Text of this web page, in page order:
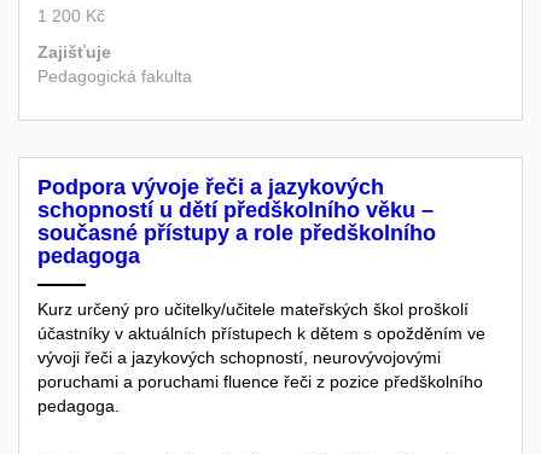
1 200 Kč
Zajišťuje
Pedagogická fakulta
Podpora vývoje řeči a jazykových
schopností u dětí předškolního věku –
současné přístupy a role předškolního
pedagoga
Kurz určený pro učitelky/učitele mateřských škol proškolí
účastníky v aktuálních přístupech k dětem s opožděním ve
vývoji řeči a jazykových schopností, neurovývojovými
poruchami a poruchami fluence řeči z pozice předškolního
pedagoga.